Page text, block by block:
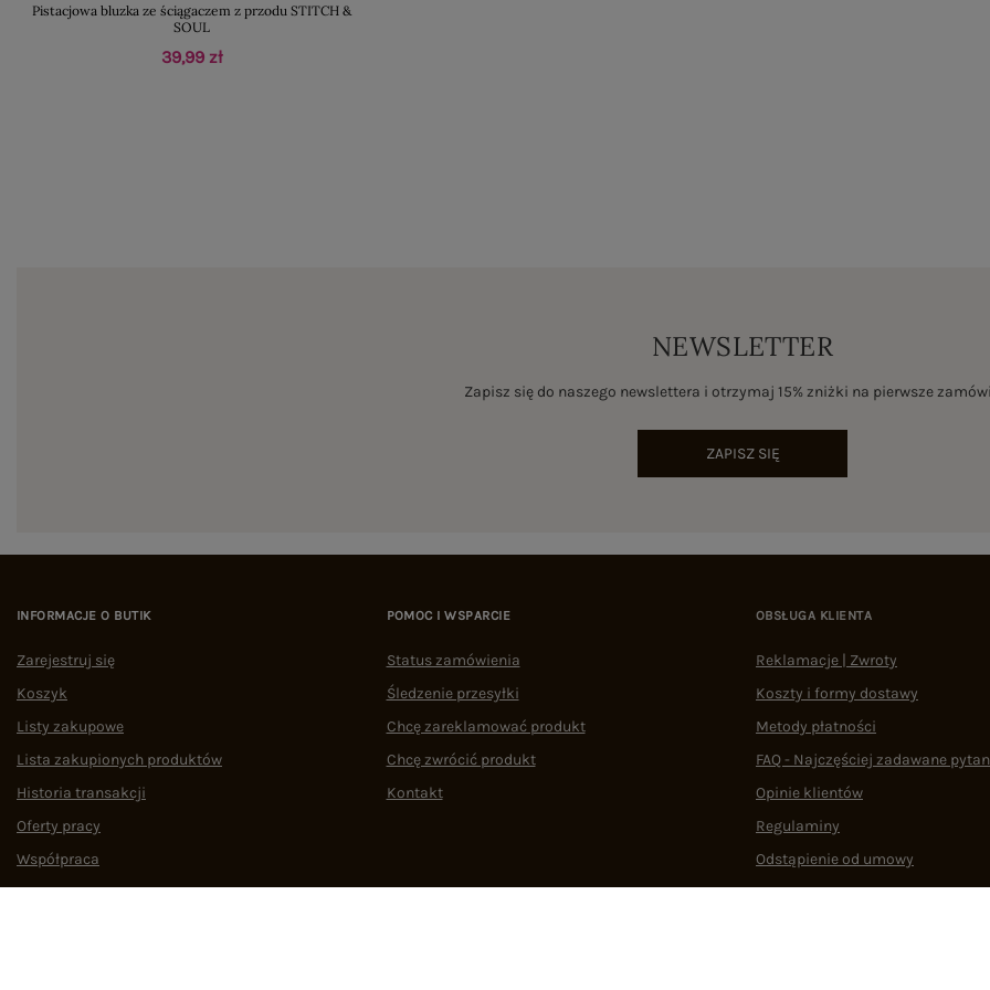
Pistacjowa bluzka ze ściągaczem z przodu STITCH &
SOUL
39,99 zł
NEWSLETTER
Zapisz się do naszego newslettera i otrzymaj 15% zniżki na pierwsze
ZAPISZ SIĘ
INFORMACJE O BUTIK
Zarejestruj się
Koszyk
Listy zakupowe
Lista zakupionych produktów
Historia transakcji
Oferty pracy
Współpraca
POMOC I WSPARCIE
Status zamówienia
Śledzenie przesyłki
Chcę zareklamować produkt
Chcę zwrócić produkt
Kontakt
OBSŁUGA KLIENTA
Reklamacje | Zwroty
Koszty i formy dostawy
Metody płatności
FAQ - Najczęściej zadawane
Opinie klientów
Regulaminy
Odstąpienie od umowy